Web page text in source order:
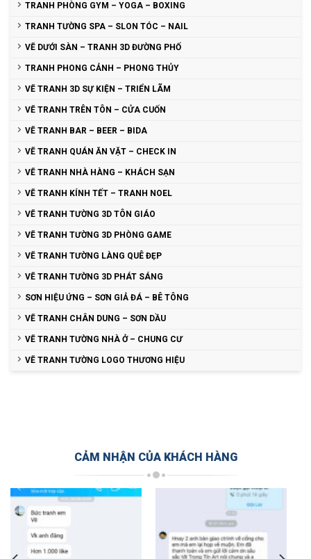
TRANH PHÒNG GYM – YOGA – BOXING
TRANH TƯỜNG SPA – SLON TÓC – NAIL
VẼ DƯỚI SÀN – TRANH 3D ĐƯỜNG PHỐ
TRANH PHONG CẢNH – PHONG THỦY
VẼ TRANH 3D SỰ KIỆN – TRIỂN LÃM
VẼ TRANH TRÊN TÔN – CỬA CUỐN
VẼ TRANH BAR – BEER – BIDA
VẼ TRANH QUÁN ĂN VẶT – CHECK IN
VẼ TRANH NHÀ HÀNG – KHÁCH SẠN
VẼ TRANH KÍNH TẾT – TRANH NOEL
VẼ TRANH TƯỜNG 3D TÔN GIÁO
VẼ TRANH TƯỜNG 3D PHÒNG GAME
VẼ TRANH TƯỜNG LÀNG QUÊ ĐẸP
VẼ TRANH TƯỜNG 3D PHÁT SÁNG
SƠN HIỆU ỨNG – SƠN GIẢ ĐÁ – BÊ TÔNG
VẼ TRANH CHÂN DUNG – SƠN DẦU
VẼ TRANH TƯỜNG NHÀ Ở – CHUNG CƯ
VẼ TRANH TƯỜNG LOGO THƯƠNG HIỆU
CẢM NHẬN CỦA KHÁCH HÀNG